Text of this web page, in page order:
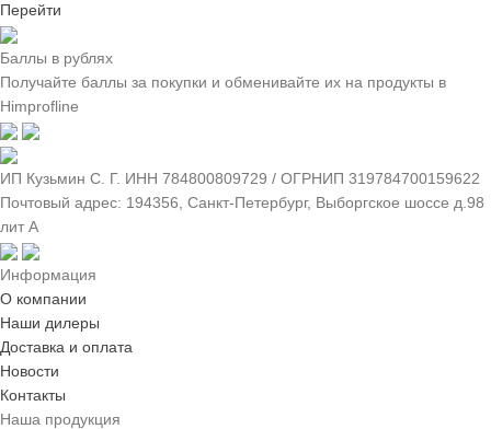
Перейти
Баллы в рублях
Получайте баллы за покупки и обменивайте их на продукты в
Himprofline
ИП Кузьмин C. Г. ИНН 784800809729 / ОГРНИП 319784700159622
Почтовый адрес: 194356, Санкт-Петербург, Выборгское шоссе д.98
лит А
Информация
О компании
Наши дилеры
Доставка и оплата
Новости
Контакты
Наша продукция